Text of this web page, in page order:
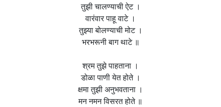
तुझी चालण्याची ऐट ।
वारंवार पाहू वाटे ।
तुझ्या बोलण्याची मोट ।
भरभरूनी बाग थाटे ॥
श्रम तुझे पाहताना ।
डोळा पाणी येत होते ।
क्षमा तुझी अनुभवताना ।
मन नमन विसरत होते ॥